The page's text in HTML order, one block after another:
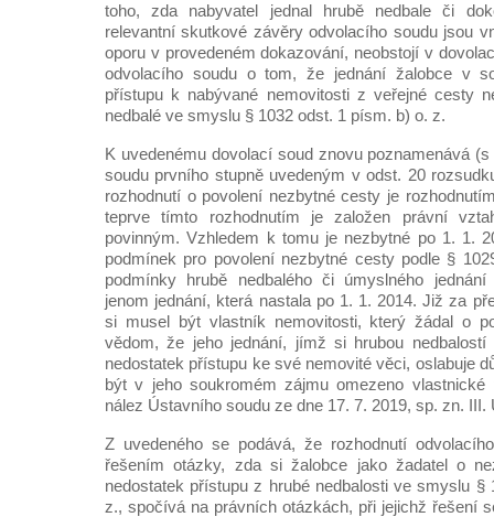
toho, zda nabyvatel jednal hrubě nedbale či
relevantní skutkové závěry odvolacího soudu jsou
oporu v provedeném dokazování, neobstojí v
odvolacího soudu o tom, že jednání žalobce v
přístupu k nabývané nemovitosti z veřejné cesty
nedbalé ve smyslu § 1032 odst. 1 písm. b) o. z.
K uvedenému dovolací soud znovu poznamenává
soudu prvního stupně uvedeným v odst. 20
rozhodnutí o povolení nezbytné cesty je
teprve tímto rozhodnutím je založen právní
povinným. Vzhledem k tomu je nezbytné po 1. 1.
podmínek pro povolení nezbytné cesty podle §
podmínky hrubě nedbalého či úmyslného
jenom jednání, která nastala po 1. 1. 2014. Již za
si musel být vlastník nemovitosti, který žádal o
vědom, že jeho jednání, jímž si hrubou nedbalostí
nedostatek přístupu ke své nemovité věci, oslabuje
být v jeho soukromém zájmu omezeno vlastnické
nález Ústavního soudu ze dne 17. 7. 2019, sp. zn. III.
Z uvedeného se podává, že rozhodnutí
řešením otázky, zda si žalobce jako žadatel o
nedostatek přístupu z hrubé nedbalosti ve smyslu
z., spočívá na právních otázkách, při jejichž řešení